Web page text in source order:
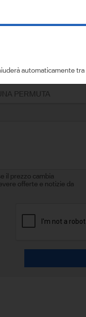
automaticamente
PERMUTA
il prezzo cambia
offerte e notizie da